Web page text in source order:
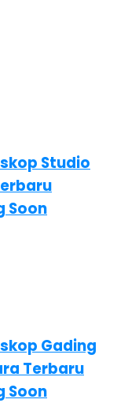
Studio
Soon
Gading
Terbaru
Soon